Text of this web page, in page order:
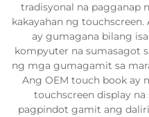
tradisyonal na pagganap
kakayahan ng
ay gumagana bilang
kompyuter na sumasagot
ng mga gumagamit sa
Ang OEM touch book ay
touchscreen display
pagpindot gamit ang